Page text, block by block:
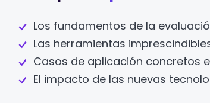
Los fundamentos de la
Las herramientas
Casos de aplicación concretos
El impacto de las nuevas